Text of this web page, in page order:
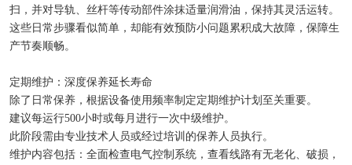
扫，并对导轨、丝杆等传动部件涂抹适量润滑油，保持其灵活运转。
这些日常步骤看似简单，却能有效预防小问题累积成大故障，保障生
产节奏顺畅。
定期维护：深度保养延长寿命
除了日常保养，根据设备使用频率制定定期维护计划至关重要。
建议每运行500小时或每月进行一次中级维护。
此阶段需由专业技术人员或经过培训的保养人员执行。
维护内容包括：全面检查电气控制系统，查看线路有无老化、破损，